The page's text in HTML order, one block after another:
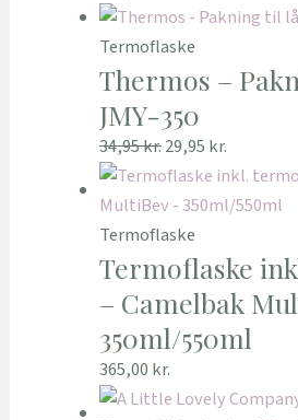
Termoflaske
Thermos –
JMY-350
34,95kr.29,95 kr.
Termoflaske
Termoflaske
– Camelbak
350ml/550ml
365,00 kr.